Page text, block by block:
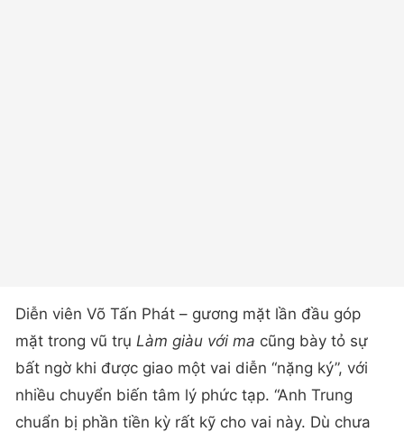
Diễn viên Võ Tấn Phát – gương mặt lần đầu góp
mặt trong vũ trụ Làm giàu với ma cũng bày tỏ sự
bất ngờ khi được giao một vai diễn “nặng ký”, với
nhiều chuyển biến tâm lý phức tạp. “Anh Trung
chuẩn bị phần tiền kỳ rất kỹ cho vai này. Dù chưa